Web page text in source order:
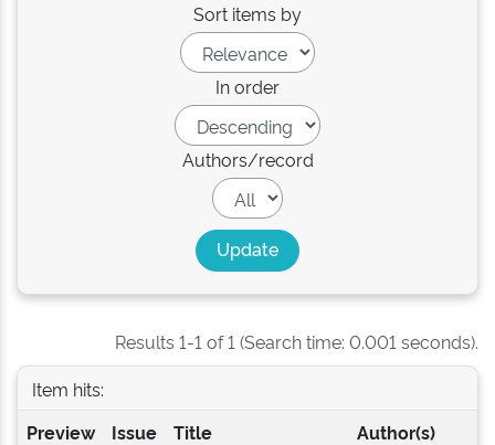
Sort items by
In order
Authors/record
Results 1-1 of 1 (Search time: 0.001 seconds).
Item hits:
Preview
Issue
Title Author(s)